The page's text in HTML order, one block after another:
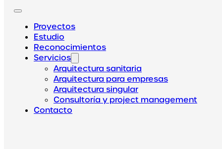
Proyectos
Estudio
Reconocimientos
Servicios
Arquitectura sanitaria
Arquitectura para empresas
Arquitectura singular
Consultoría y project management
Contacto